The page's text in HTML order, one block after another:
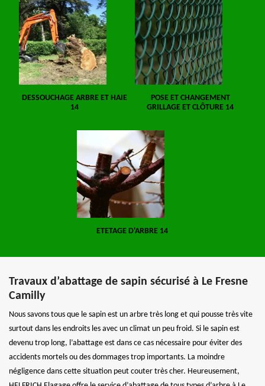
DESSOUCHAGE ARBRE ET HAIE
14
POSE ET CHANGEMENT
GRILLAGE ET CLÔTURE 14
ETETAGE D'ARBRE 14
Travaux d’abattage de sapin sécurisé à Le Fresne
Camilly
Nous savons tous que le sapin est un arbre très long et qui pousse très vite
surtout dans les endroits les avec un climat un peu froid. Si le sapin est
devenu trop long, l’abattage est dans ce cas nécessaire pour éviter des
accidents mortels ou des dommages trop importants. La moindre
négligence dans cette situation peut couter très cher. Heureusement,